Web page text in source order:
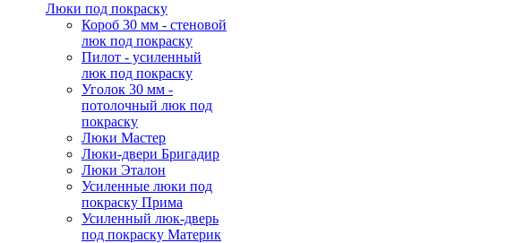
Люки под покраску
Короб 30 мм - стеновой
люк под покраску
Пилот - усиленный
люк под покраску
Уголок 30 мм -
потолочный люк под
покраску
Люки Мастер
Люки-двери Бригадир
Люки Эталон
Усиленные люки под
покраску Прима
Усиленный люк-дверь
под покраску Материк